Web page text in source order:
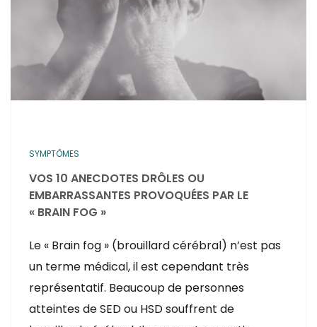
SYMPTÔMES
VOS 10 ANECDOTES DRÔLES OU
EMBARRASSANTES PROVOQUÉES PAR LE
« BRAIN FOG »
Le « Brain fog » (brouillard cérébral) n’est pas
un terme médical, il est cependant très
représentatif. Beaucoup de personnes
atteintes de SED ou HSD souffrent de